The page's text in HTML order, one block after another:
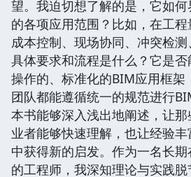
望。我迫切想了解的是，它如
的各项应用范围？比如，在工程
成本控制、现场协同、冲突检
具体要求和流程是什么？它是
操作的、标准化的BIM应用框架
团队都能遵循统一的规范进行
本书能够深入浅出地阐述，让
业者能够快速理解，也让经验
中获得新的启发。作为一名长
的工程师，我深知理论与实践